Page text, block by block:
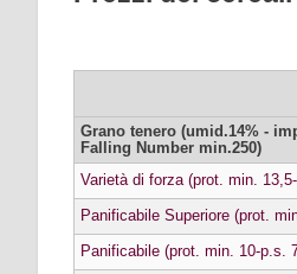
Grano tenero (umid.14% -
Falling Number min.250)
Varietà di forza (prot. min.
Panificabile Superiore (prot.
Panificabile (prot. min. 10-p.s.